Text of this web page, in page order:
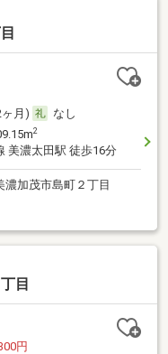
月)
なし
2
美濃太田駅 徒歩16分
濃加茂市島町２丁目
目
円